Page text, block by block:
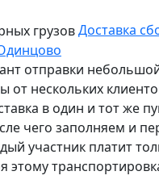
Доставка
отправки
от нескольких
в один и тот же
чего заполняем и
участник платит
этому